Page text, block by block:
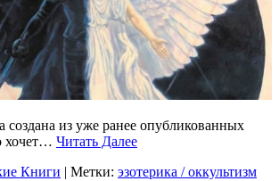
создана из уже ранее опубликованных
хочет… Читать Далее
Книги | Метки: эзотерика / оккультизм